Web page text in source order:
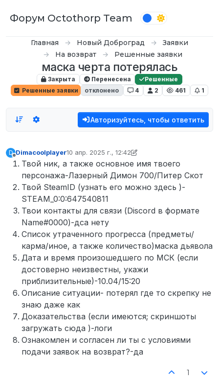
Форум Octothorp Team
Главная Новый Доброград
Заявки
На возврат
Решенные заявки
маска черта потерялась
Закрыта Перенесена
Решенные
Решенные заявки
отклонено 4 2 461 1
Авторизуйтесь, чтобы ответить
D
Не в сети
Dimacoolplayer10 апр. 2025 г., 12:42
отредактировано D0n Bar0n
Твой ник, а также основное имя твоего
персонажа-Лазерный Димон 700/Питер Скот
Твой SteamID (узнать его можно здесь )-
STEAM_0:0:647540811
Твои контакты для связи (Discord в формате
Name#0000)-дса нету
Список утраченного прогресса (предметы/
карма/иное, а также количество)маска дьявола
Дата и время произошедшего по МСК (если
достоверно неизвестны, укажи
приблизительные)-10.04/15:20
Описание ситуации- потерял где то скрепку не
знаю даже как
Доказательства (если имеются; скриншоты
загружать сюда )-логи
Ознакомлен и согласен ли ты с условиями
подачи заявок на возврат?-да
1